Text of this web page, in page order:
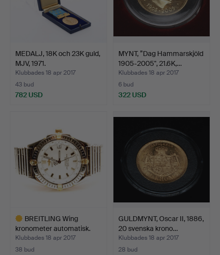
MEDALJ, 18K och 23K guld,
MJV, 1971.
Klubbades 18 apr 2017
43 bud
782 USD
MYNT, ”Dag Hammarskjöld
1905-2005", 21.6K,…
Klubbades 18 apr 2017
6 bud
322 USD
BREITLING Wing
kronometer automatisk.
Klubbades 18 apr 2017
38 bud
GULDMYNT, Oscar II, 1886,
20 svenska krono…
Klubbades 18 apr 2017
28 bud